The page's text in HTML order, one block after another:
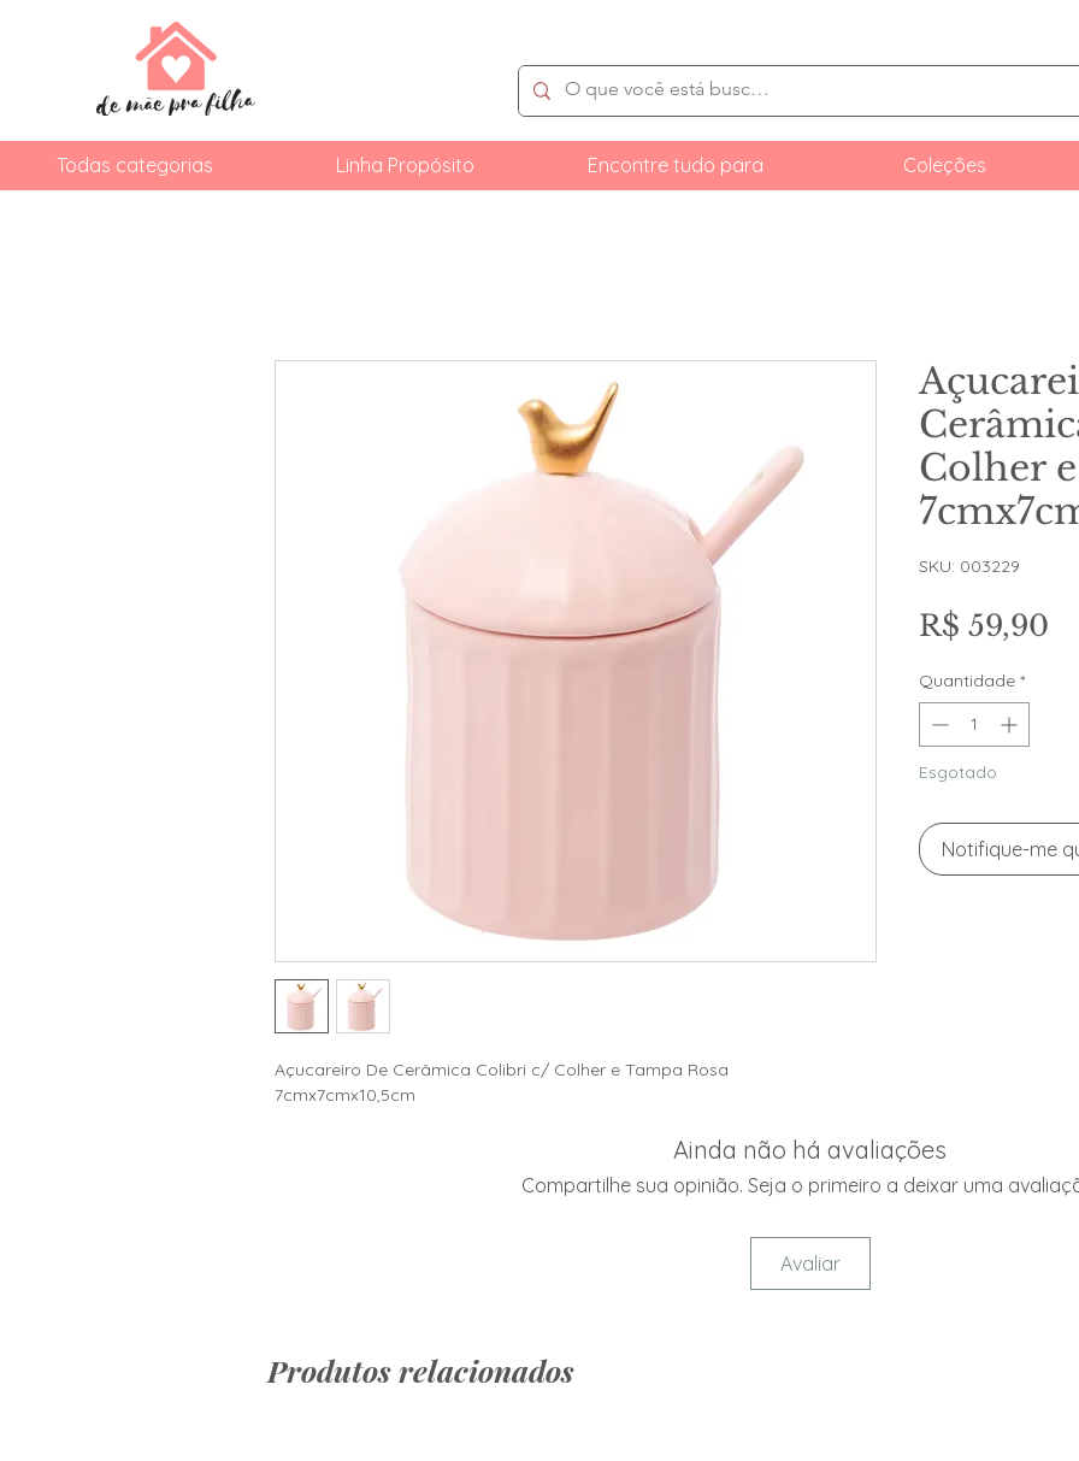
Todas categorias Linha Propósito Encontre tudo para Coleções
Açucareiro De Cerâmica Colibri c/ Colher e Tampa Rosa
7cmx7cmx10,5cm
Colher
SKU: 003229
R$ 59,90
Quantidade *
Esgotado
Notifique-me
Ainda não há avaliações
Compartilhe sua opinião. Seja o primeiro a deixar uma
Avaliar
Produtos relacionados